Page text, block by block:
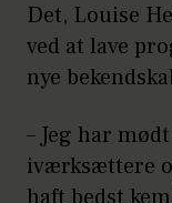
Det, Louise
ved at lave
nye
– Jeg har
iværksættere